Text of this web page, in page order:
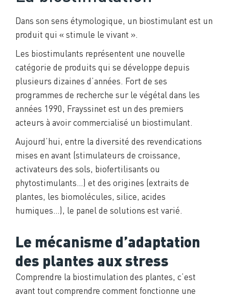
Dans son sens étymologique, un biostimulant est un
produit qui « stimule le vivant ».
Les biostimulants représentent une nouvelle
catégorie de produits qui se développe depuis
plusieurs dizaines d’années. Fort de ses
programmes de recherche sur le végétal dans les
années 1990, Frayssinet est un des premiers
acteurs à avoir commercialisé un biostimulant.
Aujourd’hui, entre la diversité des revendications
mises en avant (stimulateurs de croissance,
activateurs des sols, biofertilisants ou
phytostimulants…) et des origines (extraits de
plantes, les biomolécules, silice, acides
humiques…), le panel de solutions est varié.
Le mécanisme d’adaptation
des plantes aux stress
Comprendre la biostimulation des plantes, c’est
avant tout comprendre comment fonctionne une